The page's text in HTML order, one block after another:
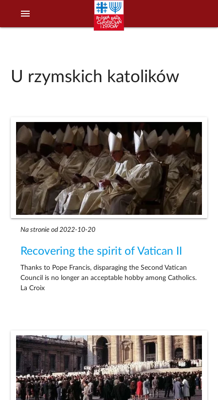
menu
U rzymskich katolików
Na stronie od 2022-10-20
Recovering the spirit of Vatican II
Thanks to Pope Francis, disparaging the Second Vatican
Council is no longer an acceptable hobby among Catholics.
La Croix